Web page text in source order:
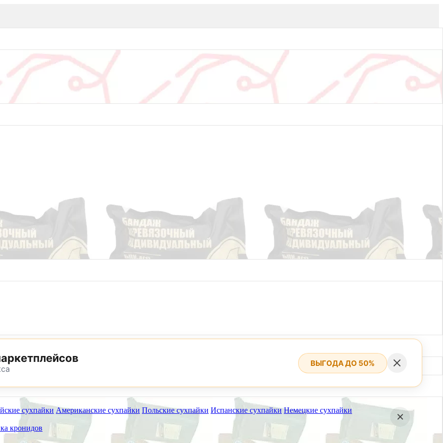
сухпайки Американские сухпайки Польские сухпайки Испанские сухпайки Немецкие сухпайки
кронидов
8 (495) 782-73-32
ВЫГОДА ДО 50%
работать на самовывоз в субботу 8 и 15 августа.